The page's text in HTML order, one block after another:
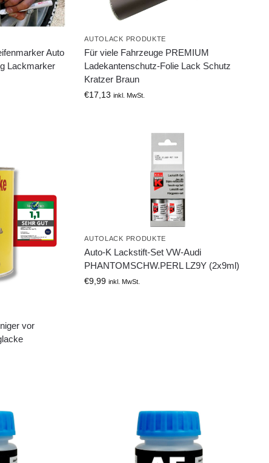
Auto
Lackmarker
AUTOLACK PRODUKTE
Für viele Fahrzeuge PREMIUM
Ladekantenschutz-Folie Lack Schutz
Kratzer Braun
€17,13 inkl. MwSt.
vor
AUTOLACK PRODUKTE
Auto-K Lackstift-Set VW-Audi
PHANTOMSCHW.PERL LZ9Y (2x9ml)
€9,99 inkl. MwSt.